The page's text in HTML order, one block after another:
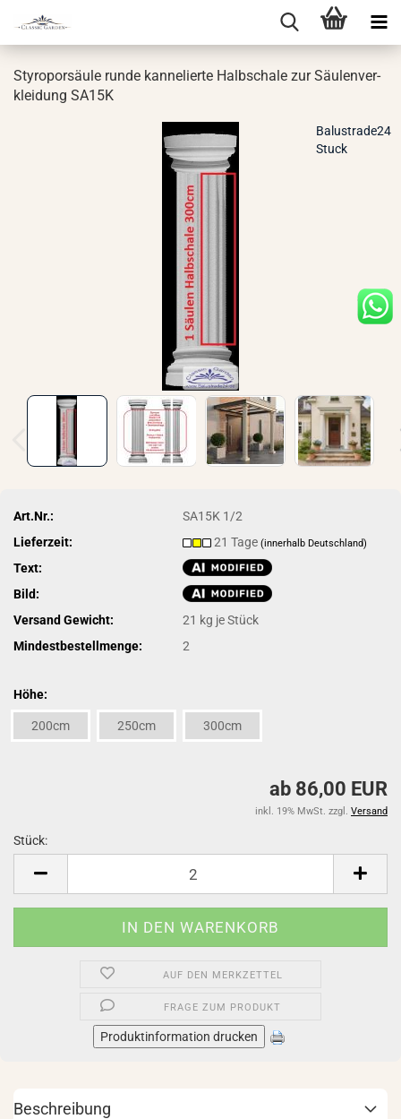
Sty­ro­por­säu­le runde kan­ne­lier­te Halb­scha­le zur Säu­len­ver­
klei­dung SA15K
Balustrade24
Stuck
Art.Nr.:
SA15K 1/2
Lieferzeit:
21 Tage(innerhalb Deutschland)
Text:
Bild:
Versand Gewicht:
21 kg je Stück
Mindestbestellmenge:
2
Höhe:
200cm 250cm 300cm
ab 86,00 EUR
inkl. 19% MwSt. zzgl. Versand
Stück:
AUF DEN MERKZETTEL
FRAGE ZUM PRODUKT
Produktinformation drucken
Beschreibung